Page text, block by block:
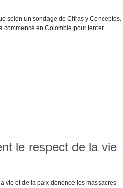
selon un sondage de Cifras y Conceptos.
commencé en Colombie pour tenter
le respect de la vie
vie et de la paix dénonce les massacres